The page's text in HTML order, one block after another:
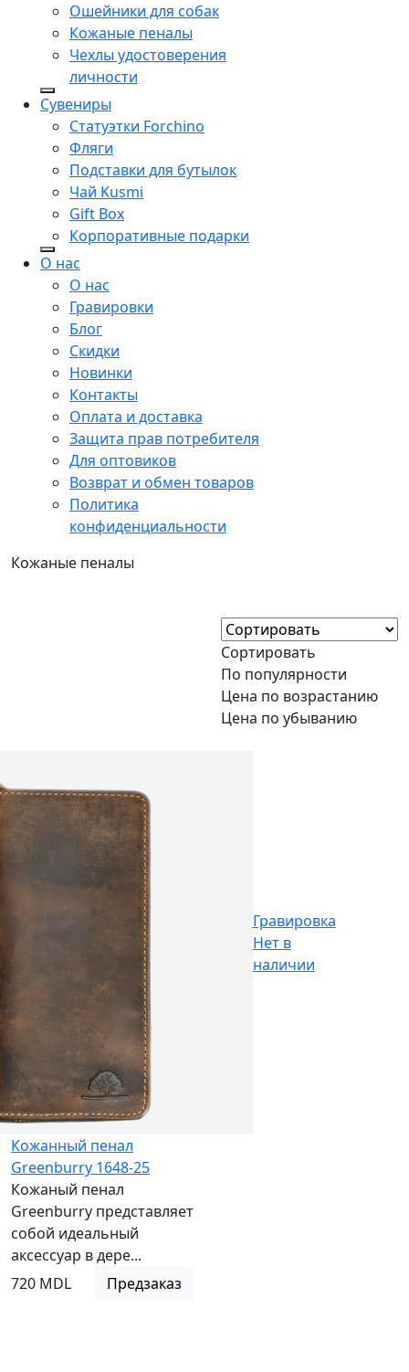
Ошейники для собак
Кожаные пеналы
Чехлы удостоверения
личности
Сувениры
Статуэтки Forchino
Фляги
Подставки для бутылок
Чай Kusmi
Gift Box
Корпоративные подарки
О нас
О нас
Гравировки
Блог
Скидки
Новинки
Контакты
Оплата и доставка
Защита прав потребителя
Для оптовиков
Возврат и обмен товаров
Политика
конфиденциальности
Кожаные пеналы
Сортировать
По популярности
Цена по возрастанию
Цена по убыванию
Гравировка
Нет в
наличии
Кожанный пенал
Greenburry 1648-25
Кожаный пенал
Greenburry представляет
собой идеальный
аксессуар в дере...
720 MDL
Предзаказ